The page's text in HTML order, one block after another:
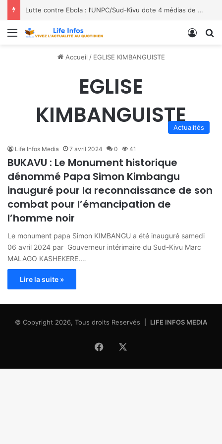
Lutte contre Ebola : l’UNPC/Sud-Kivu dote 4 médias de Bukavu de kits de lavage des mains, les bénéficiaires saluent le geste
Menu
Accueil / EGLISE KIMBANGUISTE
EGLISE
KIMBANGUISTEActualités
Life Infos Media 7 avril 2024 0 41
BUKAVU : Le Monument historique
dénommé Papa Simon Kimbangu
inauguré pour la reconnaissance de son
combat pour l’émancipation de
l’homme noir
Le monument papa Simon KIMBANGU a été inauguré samedi
06 avril 2024 par Gouverneur intérimaire du Sud-Kivu Marc
MALAGO KASHEKERE.…
Lire la suite »
© Copyright 2026, Tous droits Reservés | LIFE INFOS MEDIA
Facebook